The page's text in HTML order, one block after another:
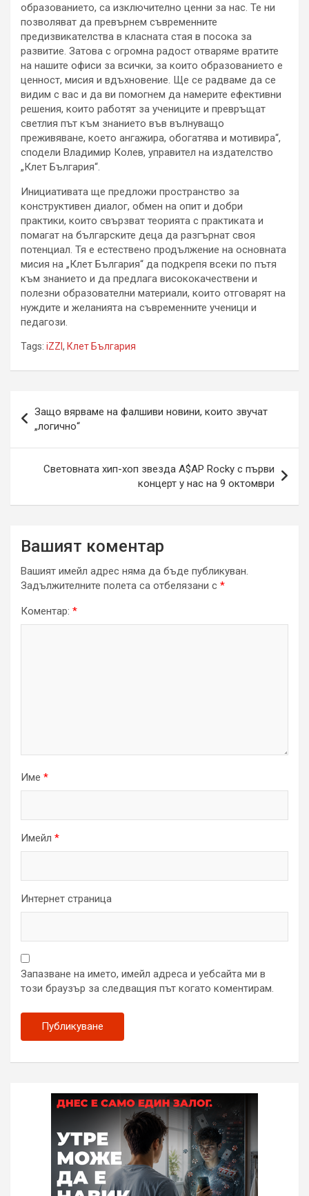
образованието, са изключително ценни за нас. Те ни
позволяват да превърнем съвременните
предизвикателства в класната стая в посока за
развитие. Затова с огромна радост отваряме вратите
на нашите офиси за всички, за които образованието е
ценност, мисия и вдъхновение. Ще се радваме да се
видим с вас и да ви помогнем да намерите ефективни
решения, които работят за учениците и превръщат
светлия път към знанието във вълнуващо
преживяване, което ангажира, обогатява и мотивира“,
сподели Владимир Колев, управител на издателство
„Клет България“.
Инициативата ще предложи пространство за
конструктивен диалог, обмен на опит и добри
практики, които свързват теорията с практиката и
помагат на българските деца да разгърнат своя
потенциал. Тя е естествено продължение на основната
мисия на „Клет България“ да подкрепя всеки по пътя
към знанието и да предлага висококачествени и
полезни образователни материали, които отговарят на
нуждите и желанията на съвременните ученици и
педагози.
Tags: iZZI , Клет България
Защо вярваме на фалшиви новини, които звучат
„логично“
Световната хип-хоп звезда A$AP Rocky с първи
концерт у нас на 9 октомври
Вашият коментар
Вашият имейл адрес няма да бъде публикуван.
Задължителните полета са отбелязани с *
Коментар: *
Име *
Имейл *
Интернет страница
Запазване на името, имейл адреса и уебсайта ми в
този браузър за следващия път когато коментирам.